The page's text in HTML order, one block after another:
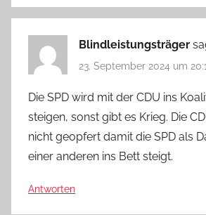
Blindleistungsträger
23. September 2024 um
Die SPD wird mit der CDU ins
steigen, sonst gibt es Krieg. Die
nicht geopfert damit die SPD als
einer anderen ins Bett steigt.
Antworten